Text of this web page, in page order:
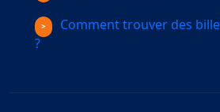
Comment trouver des
?